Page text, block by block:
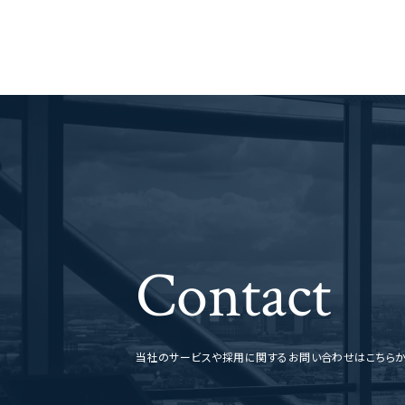
Contact
当社のサービスや採用に関するお問い合わせはこちら